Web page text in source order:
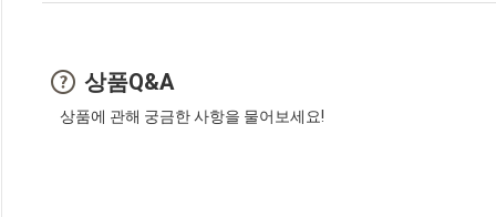
상품Q&A
상품에 관해 궁금한 사항을 물어보세요!